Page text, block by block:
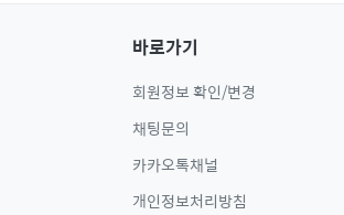
바로가기
회원정보 확인/변경
채팅문의
카카오톡채널
개인정보처리방침